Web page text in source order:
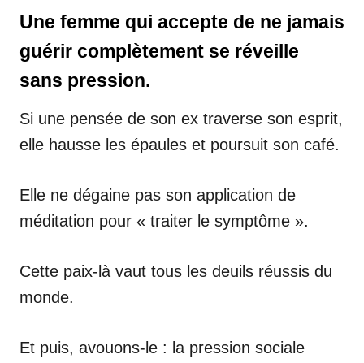
Une femme qui accepte de ne jamais
guérir complètement se réveille
sans pression.
Si une pensée de son ex traverse son esprit,
elle hausse les épaules et poursuit son café.
Elle ne dégaine pas son application de
méditation pour « traiter le symptôme ».
Cette paix-là vaut tous les deuils réussis du
monde.
Et puis, avouons-le : la pression sociale